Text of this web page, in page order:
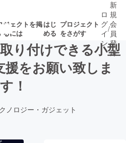
ジェクトを掲
るには
はじ
める
プロジェクト
をさがす
着プロ
ロ
グ
イ
ン
/
新
規
会
員
登
録
り付けできる小型
をお願い致しま
す！
ノロジー・ガジェット